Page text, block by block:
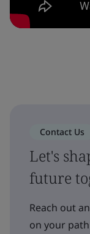
Contact Us
Let's
future
Reach out
on your